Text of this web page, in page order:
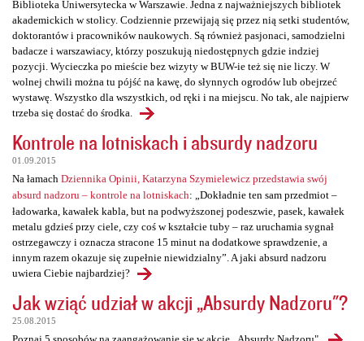
Biblioteka Uniwersytecka w Warszawie. Jedna z najważniejszych bibliotek
akademickich w stolicy. Codziennie przewijają się przez nią setki studentów,
doktorantów i pracowników naukowych. Są również pasjonaci, samodzielni
badacze i warszawiacy, którzy poszukują niedostępnych gdzie indziej
pozycji. Wycieczka po mieście bez wizyty w BUW-ie też się nie liczy. W
wolnej chwili można tu pójść na kawę, do słynnych ogrodów lub obejrzeć
wystawę. Wszystko dla wszystkich, od ręki i na miejscu. No tak, ale najpierw
trzeba się dostać do środka.
Kontrole na lotniskach i absurdy nadzoru
01.09.2015
Na łamach Dziennika Opinii, Katarzyna Szymielewicz przedstawia swój
absurd nadzoru – kontrole na lotniskach: „Dokładnie ten sam przedmiot –
ładowarka, kawałek kabla, but na podwyższonej podeszwie, pasek, kawałek
metalu gdzieś przy ciele, czy coś w kształcie tuby – raz uruchamia sygnał
ostrzegawczy i oznacza stracone 15 minut na dodatkowe sprawdzenie, a
innym razem okazuje się zupełnie niewidzialny”. A jaki absurd nadzoru
uwiera Ciebie najbardziej?
Jak wziąć udział w akcji „Absurdy Nadzoru"?
25.08.2015